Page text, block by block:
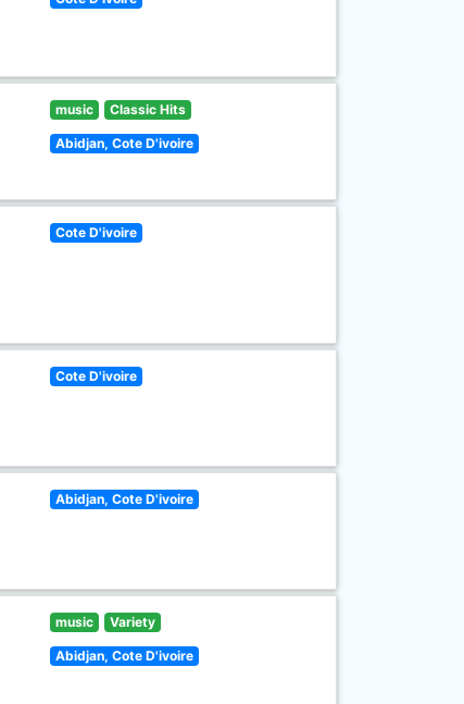
music Classic Hits
Abidjan, Cote D'ivoire
Cote D'ivoire
Cote D'ivoire
Abidjan, Cote D'ivoire
music Variety
Abidjan, Cote D'ivoire